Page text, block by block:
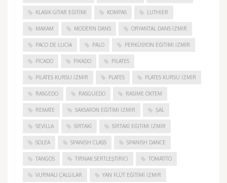
KLASIK GITAR EĞITIMI KOMPAS LUTHIER
MAKAM MODERN DANS ORYANTAL DANS İZMIR
PACO DE LUCIA PALO PERKÜSYON EĞITIMI İZMIR
PICADO PIKADO PILATES
PILATES KURSU İZMIR PLATES PLATES KURSU İZMIR
RASGEDO RASGUEDO RASIME ÖKTEM
REMATE SAKSAFON EĞITIMI İZMIR ŞAL
SEVILLA SIRTAKI SIRTAKI EĞITIMI İZMIR
SOLEA SPANISH CLASS SPANISH DANCE
TANGOS TIRNAK SERTLEŞTIRICI TOMATITO
VURMALI ÇALGILAR YAN FLÜT EĞITIMI İZMIR